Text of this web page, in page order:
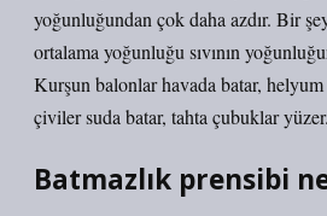
yoğunluğundan çok daha azdır. Bir
ortalama yoğunluğu sıvının
Kurşun balonlar havada batar,
çiviler suda batar, tahta çubuklar yüzer.
Batmazlık prensibi